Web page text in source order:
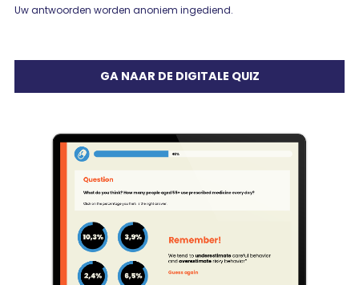
Uw antwoorden worden anoniem ingediend.
GA NAAR DE DIGITALE QUIZ